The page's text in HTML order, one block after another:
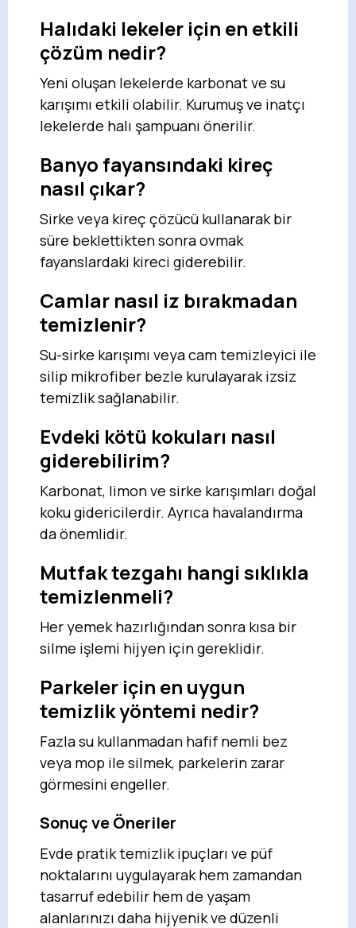
Halıdaki lekeler için en etkili
çözüm nedir?
Yeni oluşan lekelerde karbonat ve su
karışımı etkili olabilir. Kurumuş ve inatçı
lekelerde halı şampuanı önerilir.
Banyo fayansındaki kireç
nasıl çıkar?
Sirke veya kireç çözücü kullanarak bir
süre beklettikten sonra ovmak
fayanslardaki kireci giderebilir.
Camlar nasıl iz bırakmadan
temizlenir?
Su-sirke karışımı veya cam temizleyici ile
silip mikrofiber bezle kurulayarak izsiz
temizlik sağlanabilir.
Evdeki kötü kokuları nasıl
giderebilirim?
Karbonat, limon ve sirke karışımları doğal
koku gidericilerdir. Ayrıca havalandırma
da önemlidir.
Mutfak tezgahı hangi sıklıkla
temizlenmeli?
Her yemek hazırlığından sonra kısa bir
silme işlemi hijyen için gereklidir.
Parkeler için en uygun
temizlik yöntemi nedir?
Fazla su kullanmadan hafif nemli bez
veya mop ile silmek, parkelerin zarar
görmesini engeller.
Sonuç ve Öneriler
Evde pratik temizlik ipuçları ve püf
noktalarını uygulayarak hem zamandan
tasarruf edebilir hem de yaşam
alanlarınızı daha hijyenik ve düzenli